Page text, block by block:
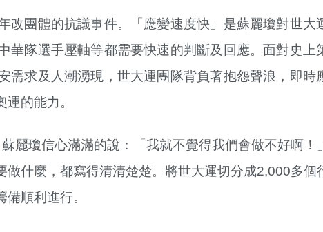
改團體的抗議事件。「應變速度快」是蘇麗瓊對世大
華隊選手壓軸等都需要快速的判斷及回應。面對史上
需求及人潮湧現，世大運團隊背負著抱怨聲浪，即時
的能力。
麗瓊信心滿滿的說：「我就不覺得我們會做不好啊！
什麼，都寫得清清楚楚。將世大運切分成2,000多個
順利進行。